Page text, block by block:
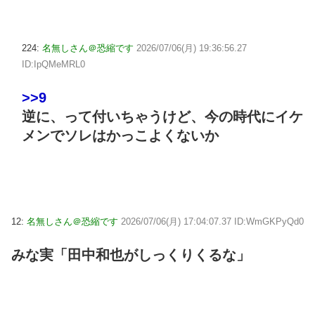
224: 名無しさん＠恐縮です 2026/07/06(月) 19:36:56.27
ID:IpQMeMRL0
>>9
逆に、って付いちゃうけど、今の時代にイケ
メンでソレはかっこよくないか
12: 名無しさん＠恐縮です 2026/07/06(月) 17:04:07.37 ID:WmGKPyQd0
みな実「田中和也がしっくりくるな」